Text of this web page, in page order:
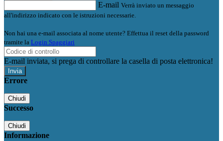
E-mail Verrà inviato un messaggio
all'indirizzo indicato con le istruzioni necessarie.
Non hai una e-mail associata al nome utente? Effettua il reset della password
tramite la Login Spaggiari
E-mail inviata, si prega di controllare la casella di posta elettronica!
Errore
Chiudi
Successo
Chiudi
Informazione